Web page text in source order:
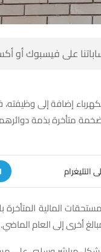
على فيسبوك أو
إضافة إلى
متأخرة بذمة
التليغرام
أخرى إلى العام الماضي.